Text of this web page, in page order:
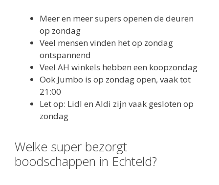
Meer en meer supers openen de deuren
op zondag
Veel mensen vinden het op zondag
ontspannend
Veel AH winkels hebben een koopzondag
Ook Jumbo is op zondag open, vaak tot
21:00
Let op: Lidl en Aldi zijn vaak gesloten op
zondag
Welke super bezorgt
boodschappen in Echteld?